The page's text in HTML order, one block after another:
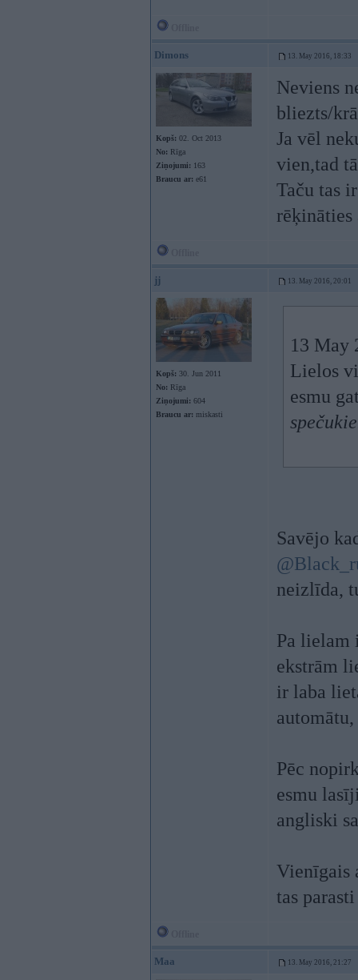
Dimons 13. May 2016, 18:33
Kopš: 02. Oct 2013
No: Rīga
Ziņojumi: 163
Braucu ar: e61
Neviens
bliezts/
Ja vēl
vien,tad
Taču tas
rēķināties
jj 13. May 2016, 20:01
Kopš: 30. Jun 2011
No: Rīga
Ziņojumi: 604
Braucu ar: miskasti
13 May
Lielos
esmu
Savējo
neizlīda,
Pa lielam
ekstrām
ir laba
Pēc
esmu
angliski
Vienīgais
tas
Maa 13. May 2016, 21:27